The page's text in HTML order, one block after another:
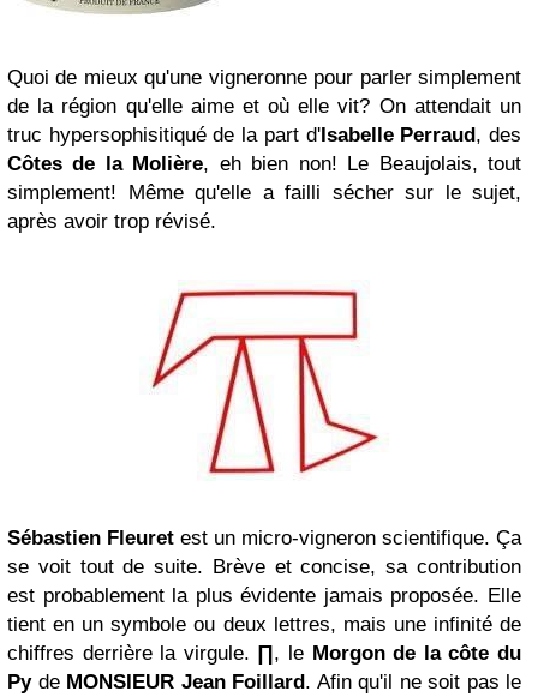
Quoi de mieux qu'une vigneronne pour parler simplement
de la région qu'elle aime et où elle vit? On attendait un
truc hypersophisitiqué de la part d'Isabelle Perraud, des
Côtes de la Molière, eh bien non! Le Beaujolais, tout
simplement! Même qu'elle a failli sécher sur le sujet,
après avoir trop révisé.
Sébastien Fleuret est un micro-vigneron scientifique. Ça
se voit tout de suite. Brève et concise, sa contribution
est probablement la plus évidente jamais proposée. Elle
tient en un symbole ou deux lettres, mais une infinité de
chiffres derrière la virgule. ∏, le Morgon de la côte du
Pyde MONSIEUR Jean Foillard. Afin qu'il ne soit pas le